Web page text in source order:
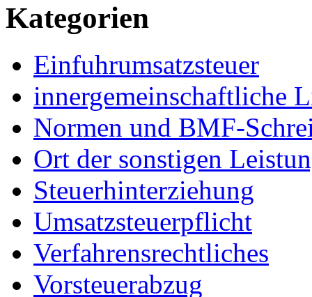
Kategorien
Einfuhrumsatzsteuer
innergemeinschaftliche
Normen und BMF-
Ort der sonstigen
Steuerhinterziehung
Umsatzsteuerpflicht
Verfahrensrechtliches
Vorsteuerabzug